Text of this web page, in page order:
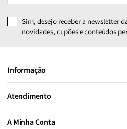
Sim, desejo receber a newsletter
novidades, cupões e conteúdos
Informação
Atendimento
A Minha Conta